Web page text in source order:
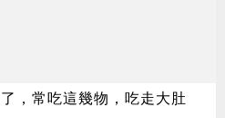
，常吃這幾物，吃走大肚